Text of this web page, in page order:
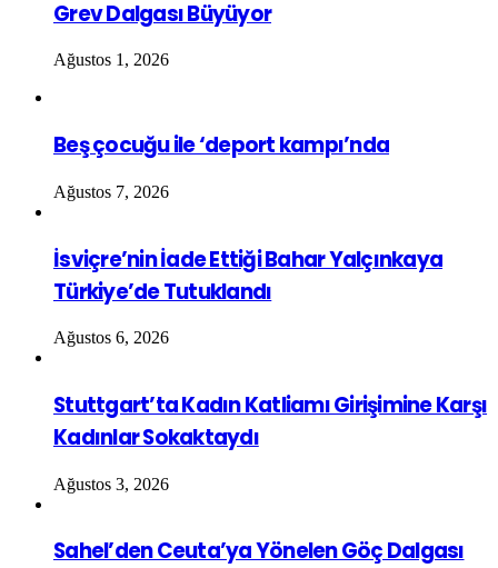
Grev Dalgası Büyüyor
Ağustos 1, 2026
Beş çocuğu ile ‘deport kampı’nda
Ağustos 7, 2026
İsviçre’nin İade Ettiği Bahar Yalçınkaya
Türkiye’de Tutuklandı
Ağustos 6, 2026
Stuttgart’ta Kadın Katliamı Girişimine Karşı
Kadınlar Sokaktaydı
Ağustos 3, 2026
Sahel’den Ceuta’ya Yönelen Göç Dalgası